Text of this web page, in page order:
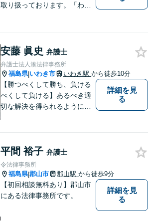
取り扱っております。「わか
ります。【無料駐車場あり】
安藤 眞史 弁護士
弁護士法人湊法律事務所
福島県|いわき市 いわき駅 から徒歩10分
【勝つべくして勝ち、負ける
べくして負ける】あるべき適
切な解決を得られるように全
ます。
詳細を見
る
平間 裕子 弁護士
令法律事務所
福島県|郡山市 郡山駅 から徒歩9分
【初回相談無料あり】郡山市
にある法律事務所です。
詳細を見
る